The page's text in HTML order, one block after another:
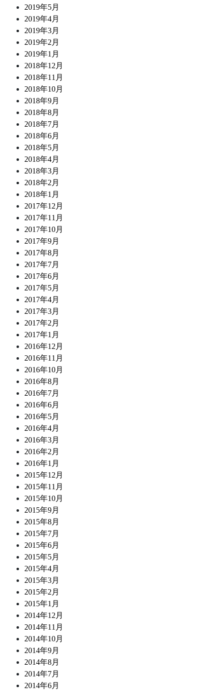
2019年5月
2019年4月
2019年3月
2019年2月
2019年1月
2018年12月
2018年11月
2018年10月
2018年9月
2018年8月
2018年7月
2018年6月
2018年5月
2018年4月
2018年3月
2018年2月
2018年1月
2017年12月
2017年11月
2017年10月
2017年9月
2017年8月
2017年7月
2017年6月
2017年5月
2017年4月
2017年3月
2017年2月
2017年1月
2016年12月
2016年11月
2016年10月
2016年8月
2016年7月
2016年6月
2016年5月
2016年4月
2016年3月
2016年2月
2016年1月
2015年12月
2015年11月
2015年10月
2015年9月
2015年8月
2015年7月
2015年6月
2015年5月
2015年4月
2015年3月
2015年2月
2015年1月
2014年12月
2014年11月
2014年10月
2014年9月
2014年8月
2014年7月
2014年6月